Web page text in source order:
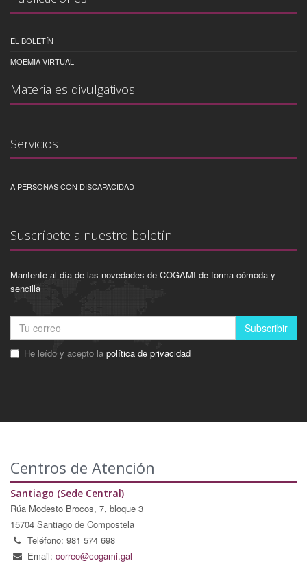
EL BOLETÍN
MOEMIA VIRTUAL
Materiales divulgativos
Servicios
A PERSONAS CON DISCAPACIDAD
Suscríbete a nuestro boletín
Mantente al día de las novedades de COGAMI de forma cómoda y
sencilla
Subscribir
He leído y acepto la política de privacidad
Centros de Atención
Santiago (Sede Central)
Rúa Modesto Brocos, 7, bloque 3
15704 Santiago de Compostela
Teléfono: 981 574 698
Email: correo@cogami.gal